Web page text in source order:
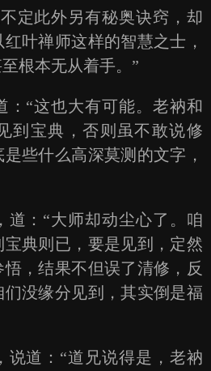
此外另有秘奥诀窍，却
叶禅师这样的智慧之士，
根本无从着手。”
“这也大有可能。老衲和
到宝典，否则虽不敢说修
些什么高深莫测的文字，
：“大师却动尘心了。咱
典则已，要是见到，定然
，结果不但误了清修，反
没缘分见到，其实倒是福
道：“道兄说得是，老衲